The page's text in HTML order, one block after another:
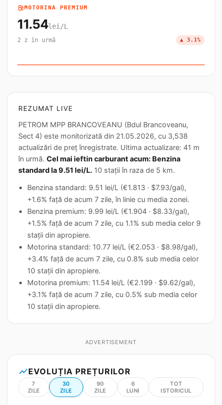
local_gas_stationMOTORINA PREMIUM
11.54lei/L
2 z în urmă ▲ 3.1%
REZUMAT LIVE
PETROM MPP BRANCOVEANU (Bdul Brancoveanu,
Sect 4) este monitorizată din 21.05.2026, cu 3,538
actualizări de preț înregistrate. Ultima actualizare: 41 m
în urmă. Cel mai ieftin carburant acum: Benzina
standard la 9.51 lei/L. 10 stații în raza de 5 km.
Benzina standard: 9.51 lei/L (€1.813 · $7.93/gal),
+1.6% față de acum 7 zile, în linie cu media zonei.
Benzina premium: 9.99 lei/L (€1.904 · $8.33/gal),
+1.5% față de acum 7 zile, cu 1.1% sub media celor 9
stații din apropiere.
Motorina standard: 10.77 lei/L (€2.053 · $8.98/gal),
+3.4% față de acum 7 zile, cu 0.8% sub media celor
10 stații din apropiere.
Motorina premium: 11.54 lei/L (€2.199 · $9.62/gal),
+3.1% față de acum 7 zile, cu 0.5% sub media celor
10 stații din apropiere.
ADVERTISEMENT
show_chartEVOLUȚIA PREȚURILOR
7
ZILE
30
ZILE
90
ZILE
6
LUNI
TOT
ISTORICUL